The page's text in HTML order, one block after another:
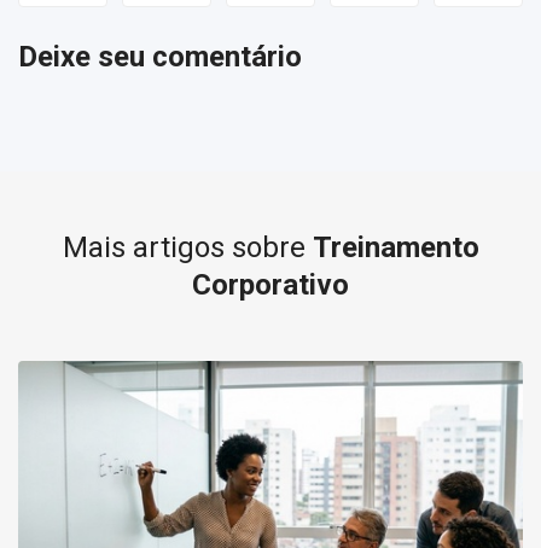
Deixe seu comentário
Mais artigos sobre Treinamento
Corporativo